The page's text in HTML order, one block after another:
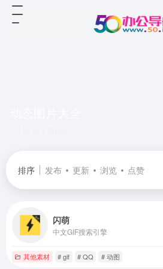
排序 发布 更新 浏览 点赞
闪萌
中文GIF搜索引擎
其他素材 # gif # QQ # 动图